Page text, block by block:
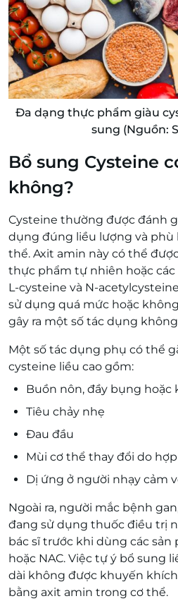
Đa dạng thực phẩm giàu
sung (Nguồn:
Bổ sung Cysteine
không?
Cysteine thường được đánh
dụng đúng liều lượng và phù
thể. Axit amin này có thể
thực phẩm tự nhiên hoặc
L-cysteine và N-
sử dụng quá mức hoặc
gây ra một số tác dụng
Một số tác dụng phụ có thể
cysteine liều cao gồm:
Buồn nôn, đầy bụng hoặc
Tiêu chảy nhẹ
Đau đầu
Mùi cơ thể thay đổi do
Dị ứng ở người nhạy cảm
Ngoài ra, người mắc bệnh
đang sử dụng thuốc điều trị
bác sĩ trước khi dùng các sản
hoặc NAC. Việc tự ý bổ sung
dài không được khuyến
bằng axit amin trong cơ thể.